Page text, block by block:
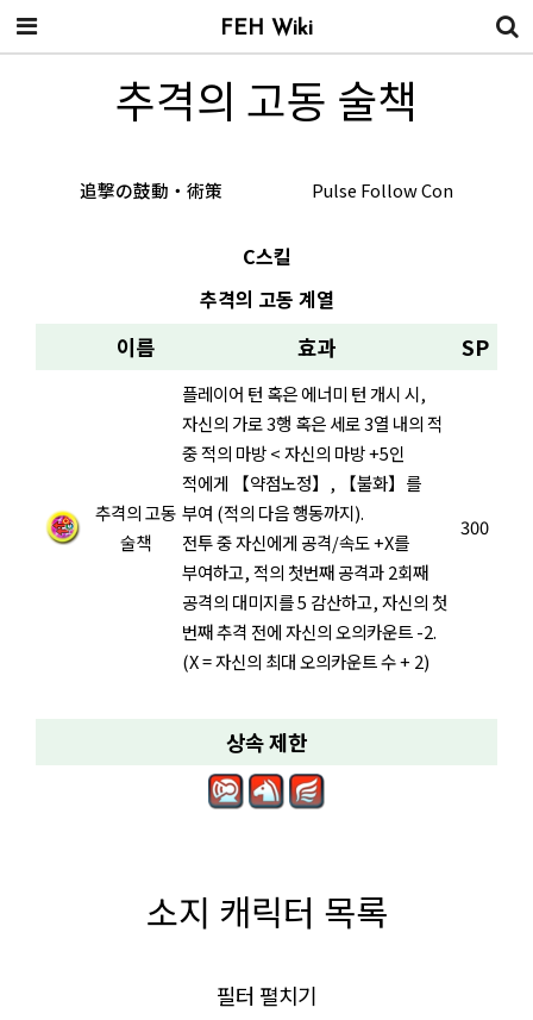
추격의 고동 술책
追撃の鼓動・術策 Pulse Follow Con
C스킬
추격의 고동 계열
이름 효과 SP
추격의 고동
술책
플레이어 턴 혹은 에너미 턴 개시 시,
자신의 가로 3행 혹은 세로 3열 내의 적
중 적의 마방 < 자신의 마방 +5인
적에게 【약점노정】, 【불화】를
부여 (적의 다음 행동까지).
전투 중 자신에게 공격/속도 +X를
부여하고, 적의 첫번째 공격과 2회째
공격의 대미지를 5 감산하고, 자신의 첫
번째 추격 전에 자신의 오의카운트 -2.
(X = 자신의 최대 오의카운트 수 + 2)
300
상속 제한
소지 캐릭터 목록
필터 펼치기
FEH Wiki